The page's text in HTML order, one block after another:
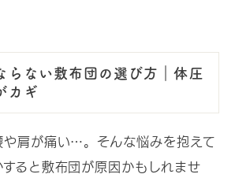
らない敷布団の選び方｜体圧
カギ
や肩が痛い…。そんな悩みを抱えて
ると敷布団が原因かもしれませ